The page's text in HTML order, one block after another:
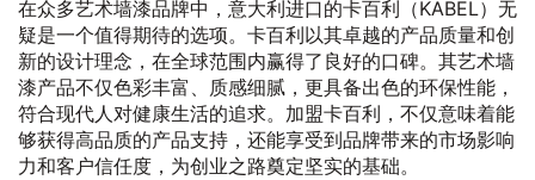
在众多艺术墙漆品牌中，意大利进口的卡百利（KABEL）无
疑是一个值得期待的选项。卡百利以其卓越的产品质量和创
新的设计理念，在全球范围内赢得了良好的口碑。其艺术墙
漆产品不仅色彩丰富、质感细腻，更具备出色的环保性能，
符合现代人对健康生活的追求。加盟卡百利，不仅意味着能
够获得高品质的产品支持，还能享受到品牌带来的市场影响
力和客户信任度，为创业之路奠定坚实的基础。